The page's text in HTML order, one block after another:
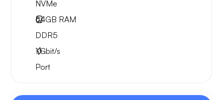
NVMe
64GB RAM
DDR5
1Gbit/s
Port